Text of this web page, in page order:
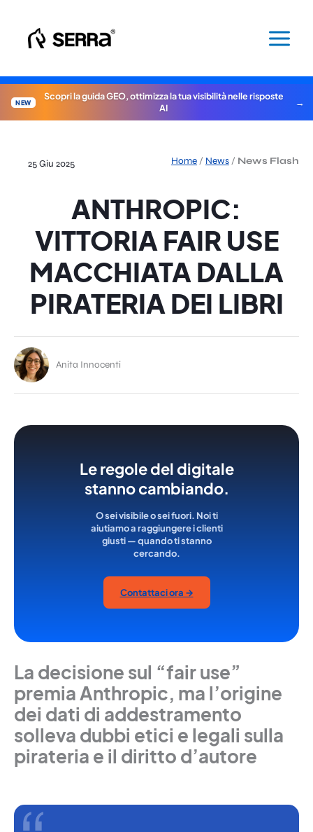
contenuto
NEW
Scopri la guida GEO, ottimizza la tua visibilità nelle risposte
AI
Home / News / News Flash
25 Giu 2025
ANTHROPIC:
VITTORIA FAIR USE
MACCHIATA DALLA
PIRATERIA DEI LIBRI
Anita Innocenti
Le regole del digitale
stanno cambiando.
O sei visibile o sei fuori. Noi ti
aiutiamo a raggiungere i clienti
giusti — quando ti stanno
cercando.
Contattaci ora →
La decisione sul “fair use”
premia Anthropic, ma l’origine
dei dati di addestramento
solleva dubbi etici e legali sulla
pirateria e il diritto d’autore